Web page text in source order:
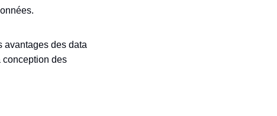
avantages des data
conception des